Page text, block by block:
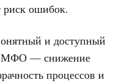
риск ошибок.
и доступный
МФО — снижение
процессов и